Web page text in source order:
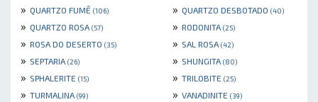
» QUARTZO FUMÊ (106) » QUARTZO DESBOTADO (40)
» QUARTZO ROSA (57) » RODONITA (25)
» ROSA DO DESERTO (35) » SAL ROSA (42)
» SEPTARIA (26) » SHUNGITA (80)
» SPHALERITE (15) » TRILOBITE (25)
» TURMALINA (99) » VANADINITE (39)